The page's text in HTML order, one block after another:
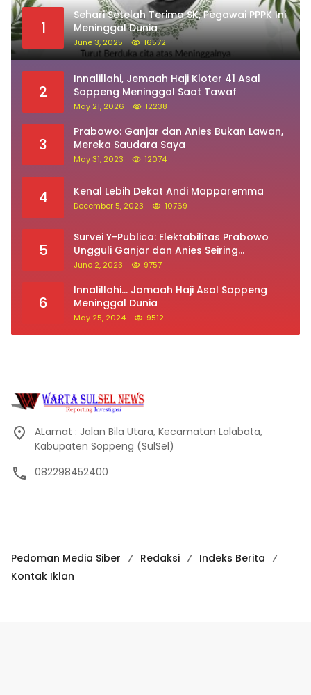
1
Sehari Setelah Terima SK, Pegawai PPPK Ini
Meninggal Dunia
June 3, 2025 16572
2
Innalillahi, Jemaah Haji Kloter 41 Asal
Soppeng Meninggal Saat Tawaf
May 21, 2026 12238
3
Prabowo: Ganjar dan Anies Bukan Lawan,
Mereka Saudara Saya
May 31, 2023 12074
4 Kenal Lebih Dekat Andi Mapparemma
December 5, 2023 10769
5
Survei Y-Publica: Elektabilitas Prabowo
Ungguli Ganjar dan Anies Seiring
Kepuasan Terhadap Jokowi Naik
June 2, 2023 9757
6
Innalillahi… Jamaah Haji Asal Soppeng
Meninggal Dunia
May 25, 2024 9512
ALamat : Jalan Bila Utara, Kecamatan Lalabata,
Kabupaten Soppeng (SulSel)
082298452400
Pedoman Media Siber Redaksi
Indeks Berita
Kontak Iklan